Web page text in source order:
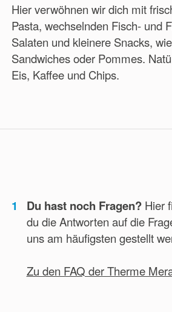
Hier verwöhnen wir dich mit
Pasta, wechselnden Fisch- und
Salaten und kleinere Snacks,
Sandwiches oder Pommes.
Eis, Kaffee und Chips.
1 Du hast noch Fragen?Hier
du die Antworten auf die
uns am häufigsten gestellt
Zu den FAQ der Therme